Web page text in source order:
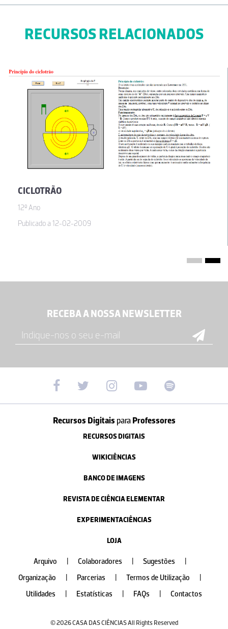
RECURSOS RELACIONADOS
CICLOTRÃO
12º Ano
Publicado a 12-02-2009
RECEBA A NOSSA NEWSLETTER
Recursos Digitais paraProfessores
RECURSOS DIGITAIS
WIKICIÊNCIAS
BANCO DE IMAGENS
REVISTA DE CIÊNCIA ELEMENTAR
EXPERIMENTACIÊNCIAS
LOJA
Arquivo Colaboradores Sugestões
Organização
Parcerias Termos de Utilização
Utilidades
Estatísticas FAQs Contactos
© 2026 CASA DAS CIÊNCIAS All Rights Reserved